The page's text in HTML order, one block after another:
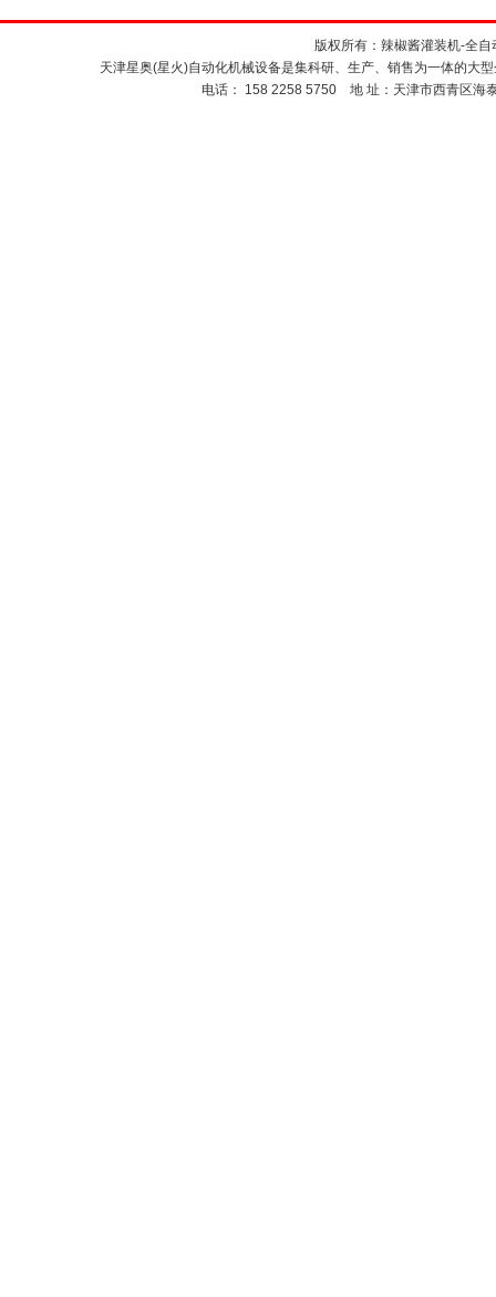
版权所有： 辣椒酱灌装机-全自
天津星奥(星火)自动化机械设备是集科研、生产、销售为一体的大
电话： 158 2258 5750 地 址：天津市西青区